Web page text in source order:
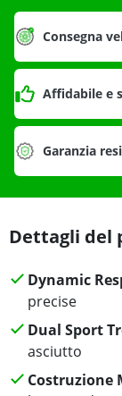
Consegna
Affidabile e
Garanzia resi
Dettagli del
Dynamic
precise
Dual Sport
asciutto
Costruzione